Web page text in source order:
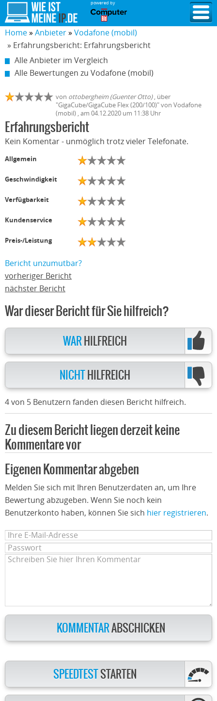
powered by
Home Anbieter
Vodafone (mobil)
» Erfahrungsbericht: Erfahrungsbericht
Alle Anbieter im Vergleich
Alle Bewertungen zu Vodafone (mobil)
von ottobergheim (Guenter Otto), über
"GigaCube/GigaCube Flex (200/100)" von Vodafone
(mobil) , am 04.12.2020 um 11:38 Uhr
Erfahrungsbericht
Kein Komentar - unmöglich trotz vieler Telefonate.
Allgemein
Geschwindigkeit
Verfügbarkeit
Kundenservice
Preis-/Leistung
Bericht unzumutbar?
vorheriger Bericht
nächster Bericht
War dieser Bericht für Sie hilfreich?
WAR HILFREICH
NICHT HILFREICH
4 von 5 Benutzern fanden diesen Bericht hilfreich.
Zu diesem Bericht liegen derzeit keine
Kommentare vor
Eigenen Kommentar abgeben
Melden Sie sich mit Ihren Benutzerdaten an, um Ihre
Bewertung abzugeben. Wenn Sie noch kein
Benutzerkonto haben, können Sie sich hier registrieren.
KOMMENTARABSCHICKEN
SPEEDTESTSTARTEN